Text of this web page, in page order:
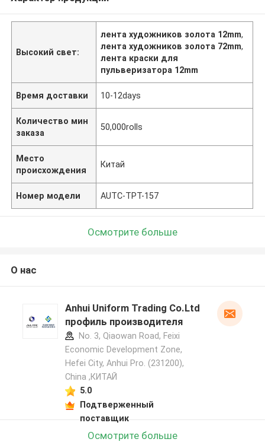
Высокий свет:
лента художников золота 12mm,
лента художников золота 72mm,
лента краски для
пульверизатора 12mm
Время доставки 10-12days
Количество мин
заказа
50,000rolls
Место
происхождения
Китай
Номер модели AUTC-TPT-157
Осмотрите больше
О нас
Anhui Uniform Trading Co.Ltd
профиль производителя
No. 3, Qiaowan Road, Feixi
Economic Development Zone,
Hefei City, Anhui Pro. (231200),
China ,КИТАЙ
5.0
Подтверженный
поставщик
Осмотрите больше